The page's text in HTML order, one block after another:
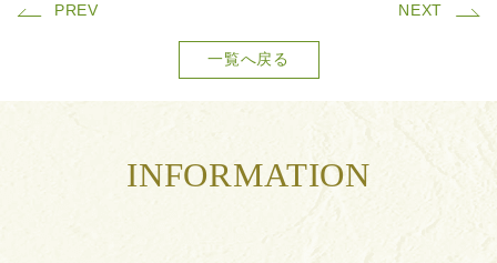
PREV NEXT
一覧へ戻る
INFORMATION